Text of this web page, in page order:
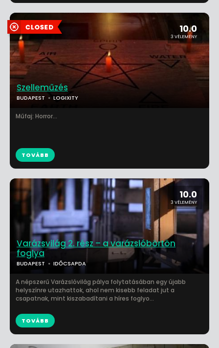
10.0
3 VÉLEMÉNY
Varázsvilág 2. rész – a varázslóbörtön
foglya
BUDAPEST IDŐCSAPDA
A népszerű Varázslóvilág pálya folytatásában egy újabb
helyszínre utazhattok, ahol nem kisebb feladat jut a
csapatnak, mint kiszabadítani a híres foglyo...
TOVÁBB
10.0
3 VÉLEMÉNY
Szelleműzés
BUDAPEST LOGIXITY
Műfaj: Horror...
TOVÁBB